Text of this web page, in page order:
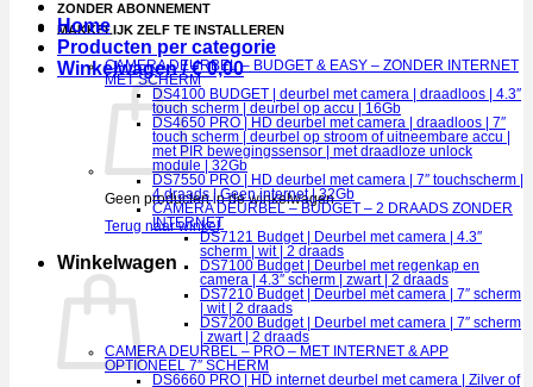
ZONDER ABONNEMENT
MAKKELIJK ZELF TE INSTALLEREN
Winkelwagen /€0,00
Geen producten in de winkelwagen.
Terug naar winkel
Winkelwagen
Home
Producten per categorie
CAMERA DEURBEL – BUDGET & EASY – ZONDER INTERNET
MET SCHERM
DS4100 BUDGET | deurbel met camera | draadloos | 4.3″
touch scherm | deurbel op accu | 16Gb
DS4650 PRO | HD deurbel met camera | draadloos | 7″
touch scherm | deurbel op stroom of uitneembare accu |
met PIR bewegingssensor | met draadloze unlock
module | 32Gb
DS7550 PRO | HD deurbel met camera | 7″ touchscherm |
4 draads | Geen internet | 32Gb
CAMERA DEURBEL – BUDGET – 2 DRAADS ZONDER
INTERNET
DS7121 Budget | Deurbel met camera | 4.3″
scherm | wit | 2 draads
DS7100 Budget | Deurbel met regenkap en
camera | 4.3″ scherm | zwart | 2 draads
DS7210 Budget | Deurbel met camera | 7″ scherm
| wit | 2 draads
DS7200 Budget | Deurbel met camera | 7″ scherm
| zwart | 2 draads
CAMERA DEURBEL – PRO – MET INTERNET & APP
OPTIONEEL 7″ SCHERM
DS6660 PRO | HD internet deurbel met camera | Zilver of